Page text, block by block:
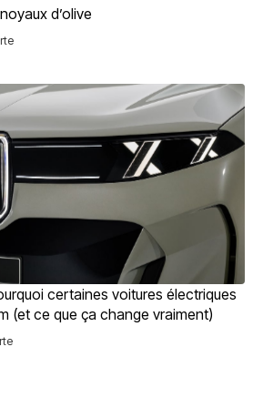
d’olive
certaines voitures électriques
(et ce que ça change vraiment)